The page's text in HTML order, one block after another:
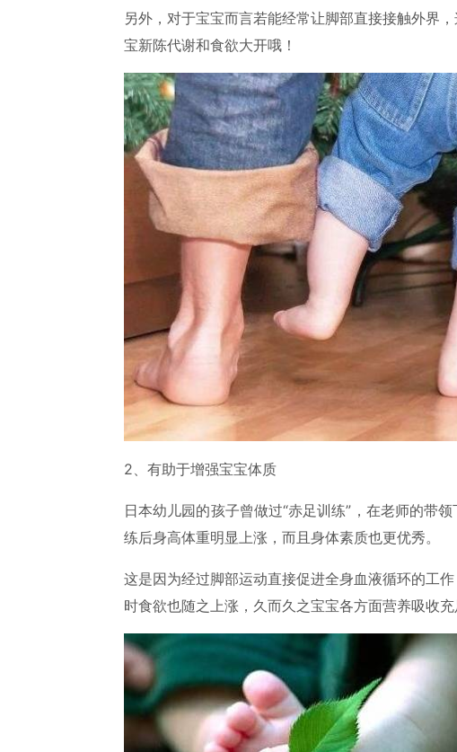
另外，对于宝宝而言若能经常让脚部直接接触外界
宝新陈代谢和食欲大开哦！
2、有助于增强宝宝体质
日本幼儿园的孩子曾做过“赤足训练”，在老师的带
练后身高体重明显上涨，而且身体素质也更优秀。
这是因为经过脚部运动直接促进全身血液循环的工
时食欲也随之上涨，久而久之宝宝各方面营养吸收充